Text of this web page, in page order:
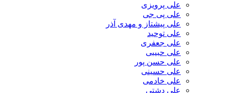
علی پرویزی
علی پی جی
علی پیشتاز و مهدی آذر
علی توحید
علی جعفری
علی حبیبی
علی حسن پور
علی حسینی
علی خادمی
علی دشتی